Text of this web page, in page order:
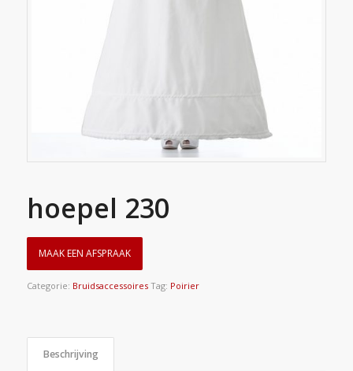
hoepel 230
MAAK EEN AFSPRAAK
Categorie: Bruidsaccessoires Tag: Poirier
Beschrijving